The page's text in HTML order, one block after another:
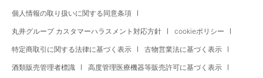
個人情報の取り扱いに関する同意条項
丸井グループ カスタマーハラスメント対応方針 cookieポリシー
特定商取引に関する法律に基づく表示 古物営業法に基づく表示
酒類販売管理者標識 高度管理医療機器等販売許可に基づく表示